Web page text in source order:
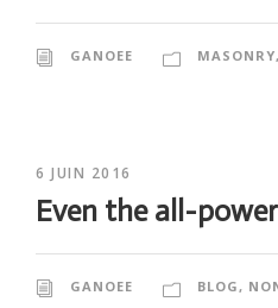
GANOEE MASONRY,
6 JUIN 2016
Even the all-
GANOEE BLOG,